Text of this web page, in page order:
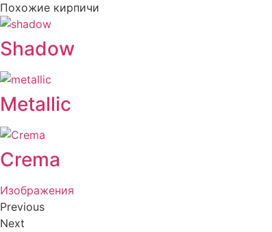
Похожие кирпичи
Shadow
Metallic
Crema
Изображения
Previous
Next